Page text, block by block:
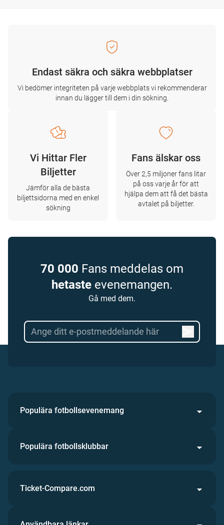
Endast säkra och säkra webbplatser
Vi bedömer integriteten på varje webbplats vi rekommenderar
innan du lägger till dem i din sökning.
Vi Hittar Fler
Biljetter
Jämför alla de bästa
biljettsidorna med en enkel
sökning
Fans älskar oss
Över 2,5 miljoner fans litar
på oss varje år för att
hjälpa dem att få det bästa
avtalet på biljetter.
70 000 Fans meddelas om
hetaste evenemangen.
Gå med dem.
Populära fotbollsevenemang
Populära fotbollsklubbar
Ticket-Compare.com